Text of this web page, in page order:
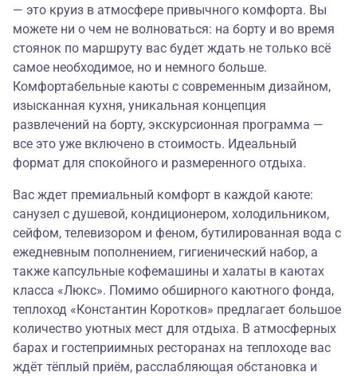
— это круиз в атмосфере привычного комфорта. Вы
можете ни о чем не волноваться: на борту и во время
стоянок по маршруту вас будет ждать не только всё
самое необходимое, но и немного больше.
Комфортабельные каюты с современным дизайном,
изысканная кухня, уникальная концепция
развлечений на борту, экскурсионная программа —
все это уже включено в стоимость. Идеальный
формат для спокойного и размеренного отдыха.
Вас ждет премиальный комфорт в каждой каюте:
санузел с душевой, кондиционером, холодильником,
сейфом, телевизором и феном, бутилированная вода с
ежедневным пополнением, гигиенический набор, а
также капсульные кофемашины и халаты в каютах
класса «Люкс». Помимо обширного каютного фонда,
теплоход «Константин Коротков» предлагает большое
количество уютных мест для отдыха. В атмосферных
барах и гостеприимных ресторанах на теплоходе вас
ждёт тёплый приём, расслабляющая обстановка и